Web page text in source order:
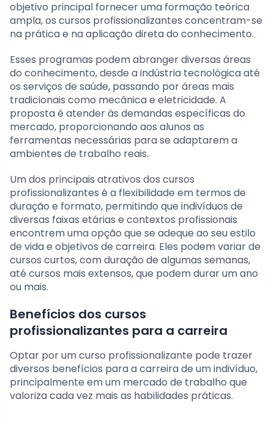
objetivo principal fornecer uma formação teórica
ampla, os cursos profissionalizantes concentram-se
na prática e na aplicação direta do conhecimento.
Esses programas podem abranger diversas áreas
do conhecimento, desde a indústria tecnológica até
os serviços de saúde, passando por áreas mais
tradicionais como mecânica e eletricidade. A
proposta é atender às demandas específicas do
mercado, proporcionando aos alunos as
ferramentas necessárias para se adaptarem a
ambientes de trabalho reais.
Um dos principais atrativos dos cursos
profissionalizantes é a flexibilidade em termos de
duração e formato, permitindo que indivíduos de
diversas faixas etárias e contextos profissionais
encontrem uma opção que se adeque ao seu estilo
de vida e objetivos de carreira. Eles podem variar de
cursos curtos, com duração de algumas semanas,
até cursos mais extensos, que podem durar um ano
ou mais.
Benefícios dos cursos
profissionalizantes para a carreira
Optar por um curso profissionalizante pode trazer
diversos benefícios para a carreira de um indivíduo,
principalmente em um mercado de trabalho que
valoriza cada vez mais as habilidades práticas.